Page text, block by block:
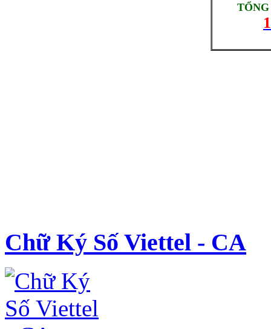
Chữ Ký Số Viettel - CA